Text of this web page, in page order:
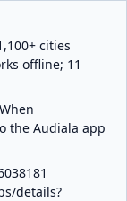
cities
offline; 11
the Audiala app
details?